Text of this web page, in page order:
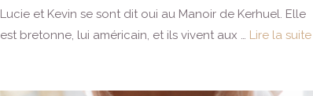
Lucie et Kevin se sont dit oui au Manoir de Kerhuel. Elle
est bretonne, lui américain, et ils vivent aux … Lire la suite